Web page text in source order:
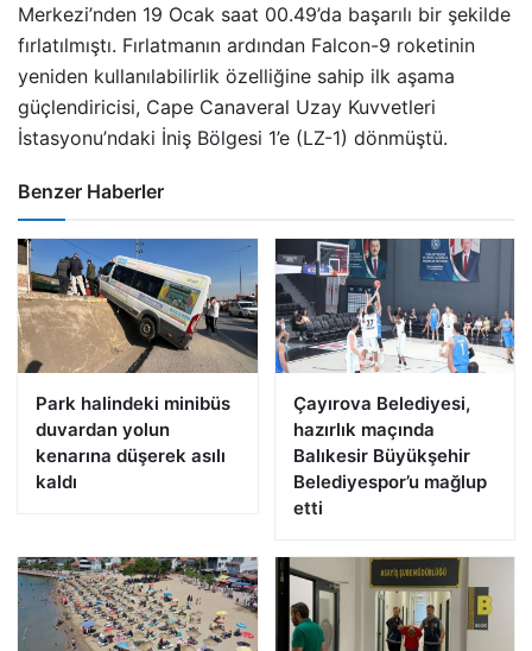
Merkezi’nden 19 Ocak saat 00.49’da başarılı bir şekilde
fırlatılmıştı. Fırlatmanın ardından Falcon-9 roketinin
yeniden kullanılabilirlik özelliğine sahip ilk aşama
güçlendiricisi, Cape Canaveral Uzay Kuvvetleri
İstasyonu’ndaki İniş Bölgesi 1’e (LZ-1) dönmüştü.
Benzer Haberler
Park halindeki minibüs
duvardan yolun
kenarına düşerek asılı
kaldı
Çayırova Belediyesi,
hazırlık maçında
Balıkesir Büyükşehir
Belediyespor’u mağlup
etti